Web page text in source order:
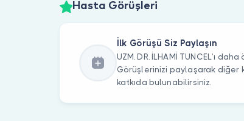
Hasta Görüşleri
İlk Görüşü Siz Paylaşın
UZM. DR. İLHAMİ TUNCEL’ı
Görüşlerinizi paylaşarak diğer
katkıda bulunabilirsiniz.